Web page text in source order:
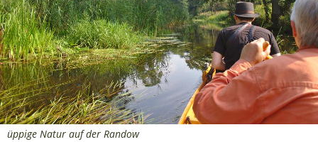
üppige Natur auf der Randow